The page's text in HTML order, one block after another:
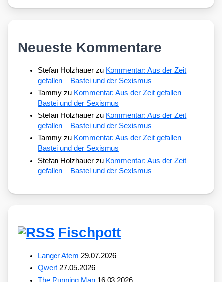
Neueste Kommentare
Stefan Holzhauer zu Kommentar: Aus der Zeit
gefallen – Bastei und der Sexismus
Tammy zu Kommentar: Aus der Zeit gefallen –
Bastei und der Sexismus
Stefan Holzhauer zu Kommentar: Aus der Zeit
gefallen – Bastei und der Sexismus
Tammy zu Kommentar: Aus der Zeit gefallen –
Bastei und der Sexismus
Stefan Holzhauer zu Kommentar: Aus der Zeit
gefallen – Bastei und der Sexismus
Fischpott
Langer Atem 29.07.2026
Qwert 27.05.2026
The Running Man 16.03.2026